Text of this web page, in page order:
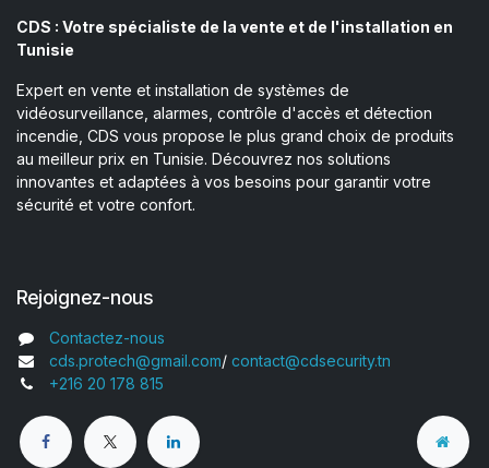
CDS : Votre spécialiste de la vente et de l'installation en
Tunisie
Expert en vente et installation de systèmes de
vidéosurveillance, alarmes, contrôle d'accès et détection
incendie, CDS vous propose le plus grand choix de produits
au meilleur prix en Tunisie. Découvrez nos solutions
innovantes et adaptées à vos besoins pour garantir votre
sécurité et votre confort.
Rejoignez-nous
Contactez-nous
cds.protech@gmail.com/ contact@cdsecurity.tn
+216 20 178 815